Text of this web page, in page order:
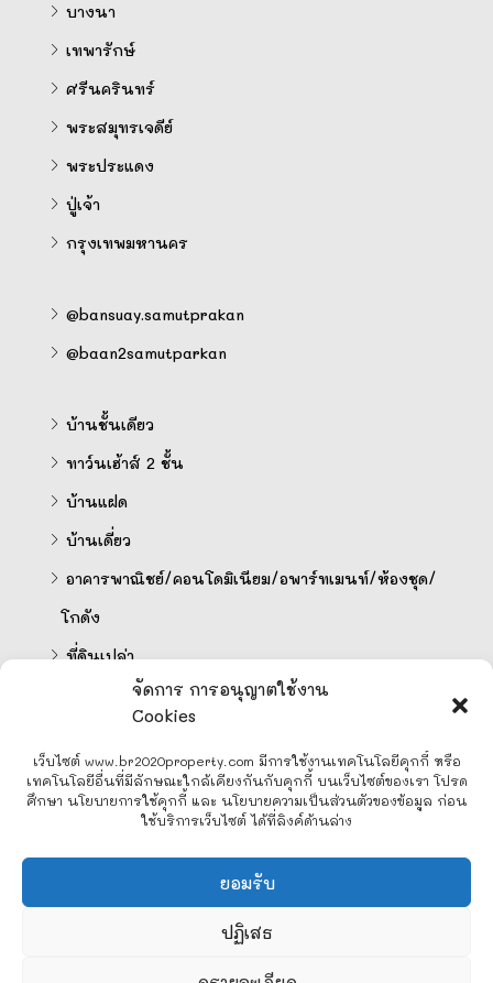
จัดการ การอนุญาตใช้งาน
Cookies
เว็บไซต์ www.br2020property.com มีการใช้งานเทคโนโลยีคุกกี้ หรือ
เทคโนโลยีอื่นที่มีลักษณะใกล้เคียงกันกับคุกกี้ บนเว็บไซต์ของเรา โปรด
ศึกษา นโยบายการใช้คุกกี้ และ นโยบายความเป็นส่วนตัวของข้อมูล ก่อน
ใช้บริการเว็บไซต์ ได้ที่ลิงค์ด้านล่าง
ยอมรับ
ปฏิเสธ
บางนา
เทพารักษ์
ศรีนครินทร์
พระสมุทรเจดีย์
พระประแดง
ปู่เจ้า
กรุงเทพมหานคร
@bansuay.samutprakan
@baan2samutparkan
บ้านชั้นเดียว
ทาว์นเฮ้าส์ 2 ชั้น
บ้านแฝด
บ้านเดี่ยว
อาคารพาณิชย์/คอนโดมิเนียม/อพาร์ทเมนท์/ห้องชุด/
โกดัง
ที่ดินเปล่า
คำนวนสินเชื่อออนไลน์